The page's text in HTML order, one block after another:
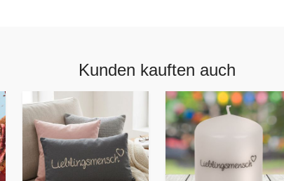
Kunden kauften auch